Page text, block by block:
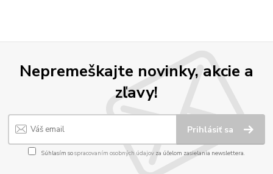
Nepremeškajte novinky, akcie a
zľavy!
Prihlásiť sa
Súhlasím sospracovaním osobných údajov za účelom zasielania newslettera.